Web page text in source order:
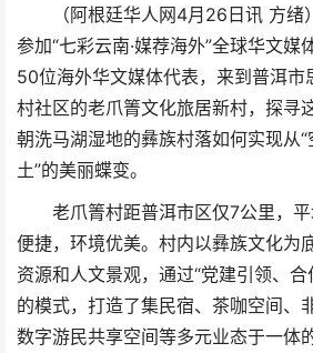
（阿根廷华人网4月26日讯 方
参加“七彩云南·媒荐海外”全球华文媒
50位海外华文媒体代表，来到普洱市
村社区的老爪箐文化旅居新村，探寻
朝洗马湖湿地的彝族村落如何实现从“
土”的美丽蝶变。
老爪箐村距普洱市区仅7公里，
便捷，环境优美。村内以彝族文化为
资源和人文景观，通过“党建引领、
的模式，打造了集民宿、茶咖空间、
数字游民共享空间等多元业态于一体